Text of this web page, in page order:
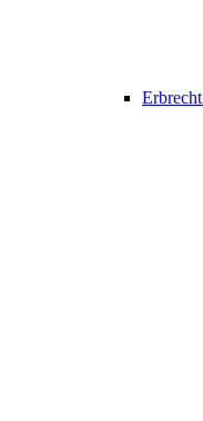
Erbrecht